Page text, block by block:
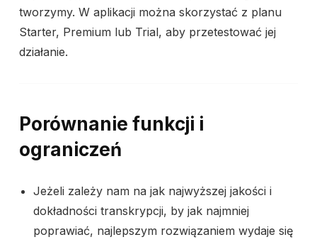
tworzymy. W aplikacji można skorzystać z planu
Starter, Premium lub Trial, aby przetestować jej
działanie.
Porównanie funkcji i
ograniczeń
Jeżeli zależy nam na jak najwyższej jakości i
dokładności transkrypcji, by jak najmniej
poprawiać, najlepszym rozwiązaniem wydaje się